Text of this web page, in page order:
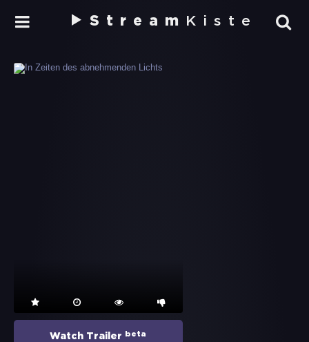
Stream Kiste
Watch Trailer beta